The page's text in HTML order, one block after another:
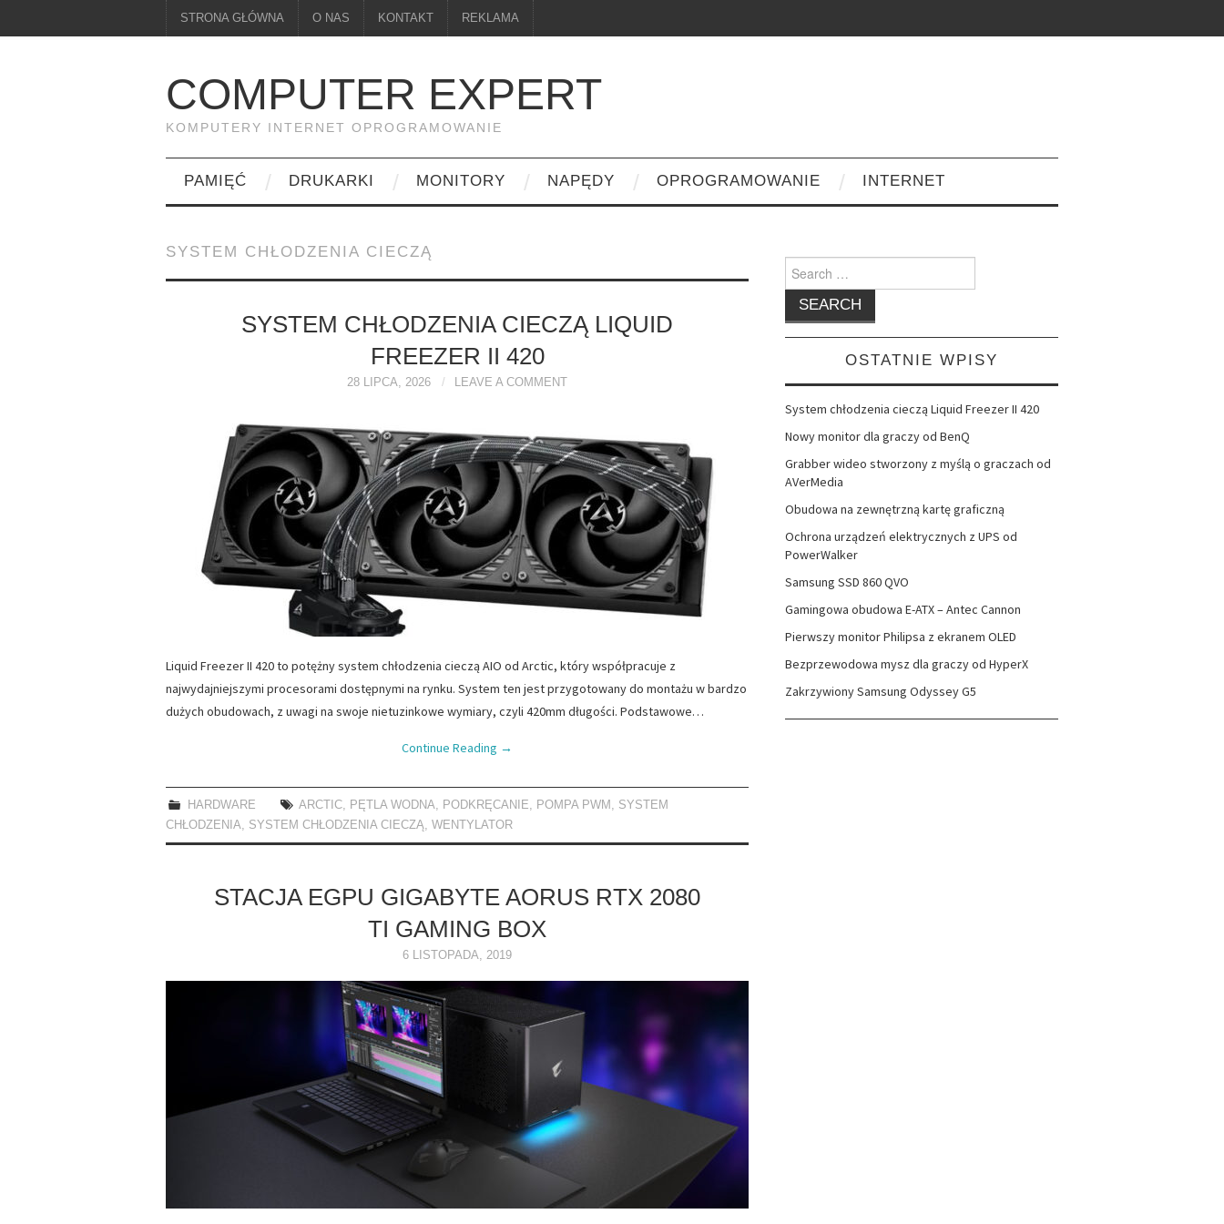
STRONA GŁÓWNA O NAS KONTAKT REKLAMA
COMPUTER EXPERT
KOMPUTERY INTERNET OPROGRAMOWANIE
PAMIĘĆ DRUKARKI MONITORY NAPĘDY OPROGRAMOWANIE INTERNET
SYSTEM CHŁODZENIA CIECZĄ
SYSTEM CHŁODZENIA CIECZĄ LIQUID
FREEZER II 420
28 LIPCA, 2026 LEAVE A COMMENT
Liquid Freezer II 420 to potężny system chłodzenia cieczą AIO od Arctic, który współpracuje z
najwydajniejszymi procesorami dostępnymi na rynku. System ten jest przygotowany do montażu w bardzo
dużych obudowach, z uwagi na swoje nietuzinkowe wymiary, czyli 420mm długości. Podstawowe…
Continue Reading →
HARDWARE ARCTIC PĘTLA WODNA PODKRĘCANIE POMPA PWM
SYSTEM
CHŁODZENIA
SYSTEM CHŁODZENIA CIECZĄ WENTYLATOR
STACJA EGPU GIGABYTE AORUS RTX 2080
TI GAMING BOX
6 LISTOPADA, 2019
Search
for:
OSTATNIE WPISY
System chłodzenia cieczą Liquid Freezer II 420
Nowy monitor dla graczy od BenQ
Grabber wideo stworzony z myślą o graczach od
AVerMedia
Obudowa na zewnętrzną kartę graficzną
Ochrona urządzeń elektrycznych z UPS od
PowerWalker
Samsung SSD 860 QVO
Gamingowa obudowa E-ATX – Antec Cannon
Pierwszy monitor Philipsa z ekranem OLED
Bezprzewodowa mysz dla graczy od HyperX
Zakrzywiony Samsung Odyssey G5